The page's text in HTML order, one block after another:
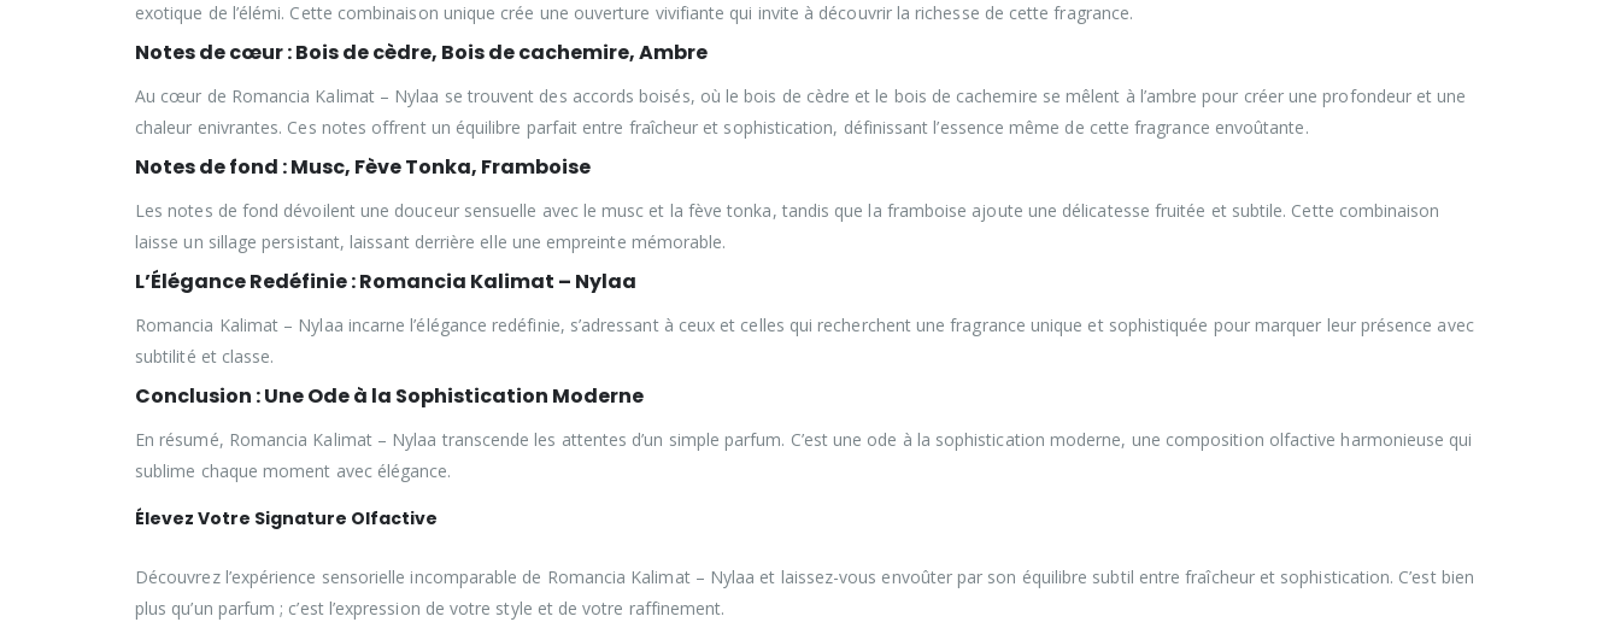
exotique de l’élémi. Cette combinaison unique crée une ouverture vivifiante qui invite à découvrir la richesse de cette fragrance.
Notes de cœur : Bois de cèdre, Bois de cachemire, Ambre
Au cœur de Romancia Kalimat – Nylaa se trouvent des accords boisés, où le bois de cèdre et le bois de cachemire se mêlent à l’ambre pour créer une profondeur et une
chaleur enivrantes. Ces notes offrent un équilibre parfait entre fraîcheur et sophistication, définissant l’essence même de cette fragrance envoûtante.
Notes de fond : Musc, Fève Tonka, Framboise
Les notes de fond dévoilent une douceur sensuelle avec le musc et la fève tonka, tandis que la framboise ajoute une délicatesse fruitée et subtile. Cette combinaison
laisse un sillage persistant, laissant derrière elle une empreinte mémorable.
L’Élégance Redéfinie : Romancia Kalimat – Nylaa
Romancia Kalimat – Nylaa incarne l’élégance redéfinie, s’adressant à ceux et celles qui recherchent une fragrance unique et sophistiquée pour marquer leur présence avec
subtilité et classe.
Conclusion : Une Ode à la Sophistication Moderne
En résumé, Romancia Kalimat – Nylaa transcende les attentes d’un simple parfum. C’est une ode à la sophistication moderne, une composition olfactive harmonieuse qui
sublime chaque moment avec élégance.
Élevez Votre Signature Olfactive
Découvrez l’expérience sensorielle incomparable de Romancia Kalimat – Nylaa et laissez-vous envoûter par son équilibre subtil entre fraîcheur et sophistication. C’est bien
plus qu’un parfum ; c’est l’expression de votre style et de votre raffinement.